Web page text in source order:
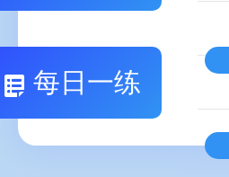
每日一练